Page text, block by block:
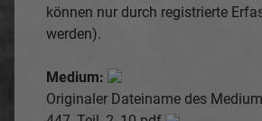
können nur durch registrierte
werden).
Medium:
Originaler Dateiname des